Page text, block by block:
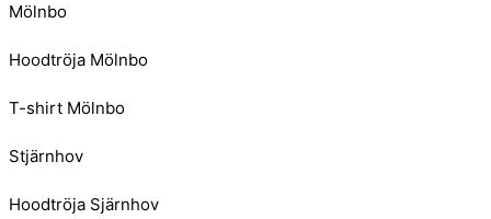
Mölnbo
Hoodtröja Mölnbo
T-shirt Mölnbo
Stjärnhov
Hoodtröja Sjärnhov